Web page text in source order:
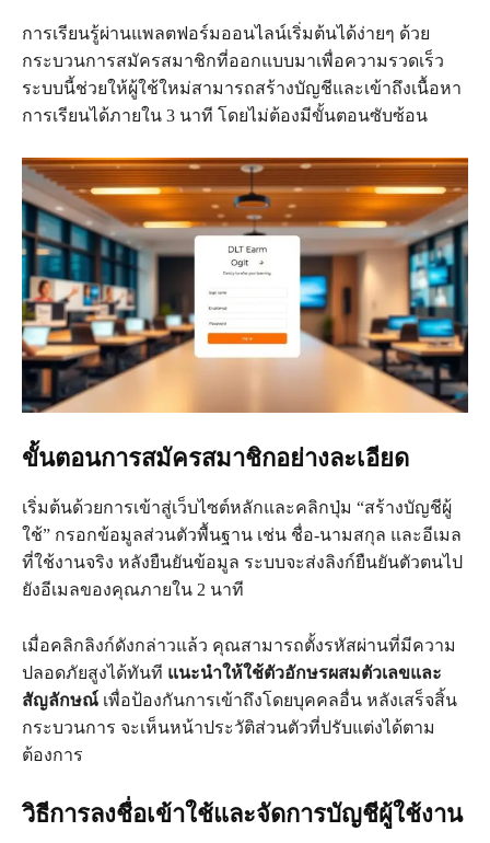
การเรียนรู้ผ่านแพลตฟอร์มออนไลน์เริ่มต้นได้ง่ายๆ ด้วย
กระบวนการสมัครสมาชิกที่ออกแบบมาเพื่อความรวดเร็ว
ระบบนี้ช่วยให้ผู้ใช้ใหม่สามารถสร้างบัญชีและเข้าถึงเนื้อหา
การเรียนได้ภายใน 3 นาที โดยไม่ต้องมีขั้นตอนซับซ้อน
ขั้นตอนการสมัครสมาชิกอย่างละเอียด
เริ่มต้นด้วยการเข้าสู่เว็บไซต์หลักและคลิกปุ่ม “สร้างบัญชีผู้
ใช้” กรอกข้อมูลส่วนตัวพื้นฐาน เช่น ชื่อ-นามสกุล และอีเมล
ที่ใช้งานจริง หลังยืนยันข้อมูล ระบบจะส่งลิงก์ยืนยันตัวตนไป
ยังอีเมลของคุณภายใน 2 นาที
เมื่อคลิกลิงก์ดังกล่าวแล้ว คุณสามารถตั้งรหัสผ่านที่มีความ
ปลอดภัยสูงได้ทันที แนะนำให้ใช้ตัวอักษรผสมตัวเลขและ
สัญลักษณ์ เพื่อป้องกันการเข้าถึงโดยบุคคลอื่น หลังเสร็จสิ้น
กระบวนการ จะเห็นหน้าประวัติส่วนตัวที่ปรับแต่งได้ตาม
ต้องการ
วิธีการลงชื่อเข้าใช้และจัดการบัญชีผู้ใช้งาน